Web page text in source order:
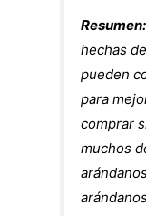
Resumen:
hechas
pueden
para
comprar
muchos